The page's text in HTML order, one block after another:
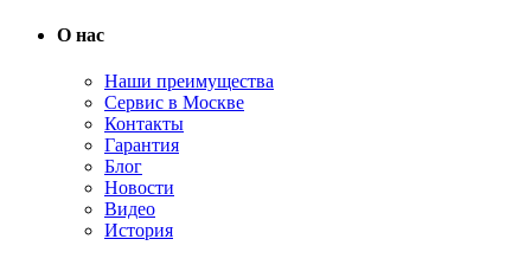
О нас
Наши преимущества
Сервис в Москве
Контакты
Гарантия
Блог
Новости
Видео
История